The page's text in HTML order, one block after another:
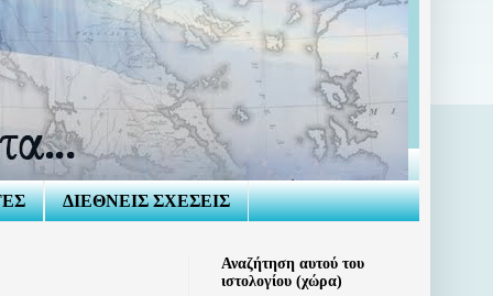
ΔΙΕΘΝΕΙΣ ΣΧΕΣΕΙΣ
Αναζήτηση αυτού του
ιστολογίου (χώρα)